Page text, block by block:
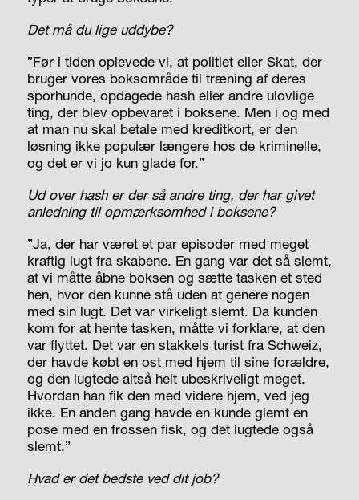
Det må du lige uddybe?
”Før i tiden oplevede vi, at politiet eller Skat, der
bruger vores boksområde til træning af deres
sporhunde, opdagede hash eller andre ulovlige
ting, der blev opbevaret i boksene. Men i og med
at man nu skal betale med kreditkort, er den
løsning ikke populær længere hos de kriminelle,
og det er vi jo kun glade for.”
Ud over hash er der så andre ting, der har givet
anledning til opmærksomhed i boksene?
”Ja, der har været et par episoder med meget
kraftig lugt fra skabene. En gang var det så slemt,
at vi måtte åbne boksen og sætte tasken et sted
hen, hvor den kunne stå uden at genere nogen
med sin lugt. Det var virkeligt slemt. Da kunden
kom for at hente tasken, måtte vi forklare, at den
var flyttet. Det var en stakkels turist fra Schweiz,
der havde købt en ost med hjem til sine forældre,
og den lugtede altså helt ubeskriveligt meget.
Hvordan han fik den med videre hjem, ved jeg
ikke. En anden gang havde en kunde glemt en
pose med en frossen fisk, og det lugtede også
slemt.”
Hvad er det bedste ved dit job?